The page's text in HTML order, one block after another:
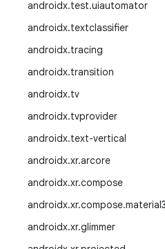
androidx.test.uiautomator
androidx.textclassifier
androidx.tracing
androidx.transition
androidx.tv
androidx.tvprovider
androidx.text-vertical
androidx.xr.arcore
androidx.xr.compose
androidx.xr.compose.material3
androidx.xr.glimmer